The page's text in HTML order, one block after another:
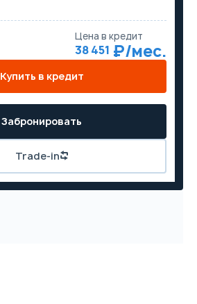
Цена в кредит
38 451
Купить в кредит
Trade-in
Забронировать